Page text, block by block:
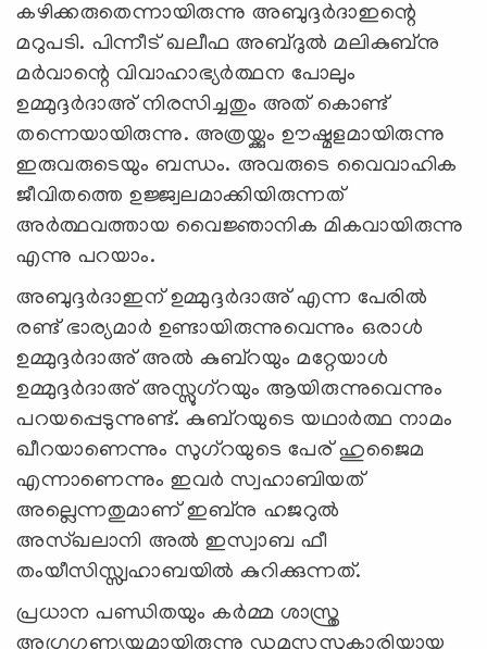
കഴിക്കരുതെന്നായിരുന്നു അബുദ്ദര്‍ദാഇന്റെ
മറുപടി. പിന്നീട് ഖലീഫ അബ്ദുല്‍ മലികുബ്നു
മർവാന്റെ വിവാഹാഭ്യർത്ഥന പോലും
ഉമ്മുദ്ദർദാഅ് നിരസിച്ചതും അത് കൊണ്ട്
തന്നെയായിരുന്നു. അത്രയ്ക്കും ഊഷ്മളമായിരുന്നു
ഇരുവരുടെയും ബന്ധം. അവരുടെ വൈവാഹിക
ജീവിതത്തെ ഉജ്ജ്വലമാക്കിയിരുന്നത്
അർത്ഥവത്തായ വൈജ്ഞാനിക മികവായിരുന്നു
എന്നു പറയാം.
അബുദ്ദർദാഇന് ഉമ്മുദ്ദർദാഅ് എന്ന പേരില്‍
രണ്ട് ഭാര്യമാർ ഉണ്ടായിരുന്നുവെന്നും ഒരാൾ
ഉമ്മുദ്ദർദാഅ് അൽ കുബ്റയും മറ്റേയാൾ
ഉമ്മുദ്ദർദാഅ് അസ്സുഗ്റയും ആയിരുന്നുവെന്നും
പറയപ്പെടുന്നുണ്ട്. കുബ്റയുടെ യഥാർത്ഥ നാമം
ഖീറയാണെന്നും സുഗ്റയുടെ പേര് ഹുജൈമ
എന്നാണെന്നും ഇവർ സ്വഹാബിയത്
അല്ലെന്നതുമാണ് ഇബ്നു ഹജറുൽ
അസ്ഖലാനി അൽ ഇസ്വാബ ഫീ
തംയീസിസ്സ്വഹാബയിൽ കുറിക്കുന്നത്.
പ്രധാന പണ്ഡിതയും കർമ്മ ശാസ്ത്ര